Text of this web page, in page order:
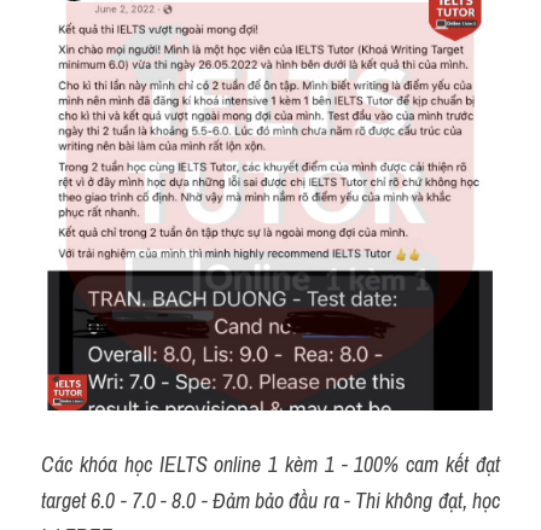
Các khóa học IELTS online 1 kèm 1 - 100% cam kết đạt
target 6.0 - 7.0 - 8.0 - Đảm bảo đầu ra - Thi không đạt, học